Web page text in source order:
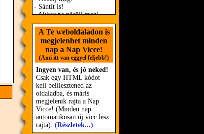
A Te weboldaladon is
megjelenhet minden
nap a Nap Vicce!
(Ami itt van eggyel feljebb!)
Ingyen van, és jó neked!
Csak egy HTML kódot
kell beillesztened az
oldaladba, és máris
megjelenik rajta a Nap
Vicce! (Minden nap
automatikusan új vicc lesz
rajta). (Részletek...)